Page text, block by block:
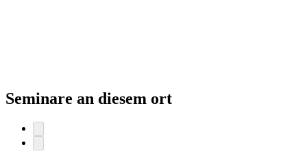
Seminare an diesem ort